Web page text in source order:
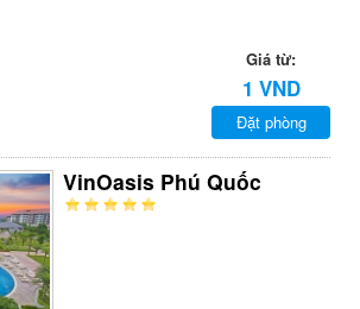
Giá từ:
1 VND
Đặt phòng
VinOasis Phú Quốc